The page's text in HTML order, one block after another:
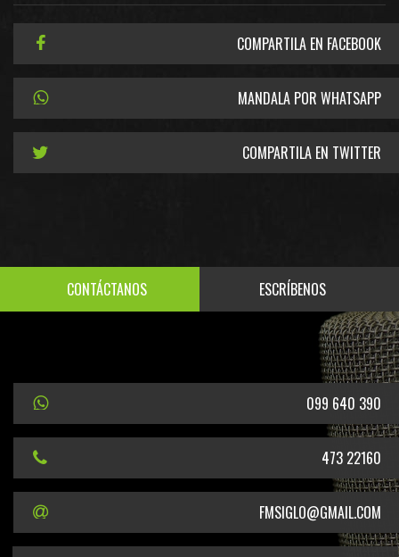
COMPARTILA EN FACEBOOK
MANDALA POR WHATSAPP
COMPARTILA EN TWITTER
CONTÁCTANOS ESCRÍBENOS
099 640 390
473 22160
FMSIGLO@GMAIL.COM